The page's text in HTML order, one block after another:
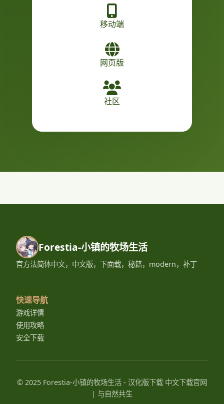
移动端
网页版
社区
Forestia-小镇的牧场生活
官方法简体中文，中文版，下面载，秘籍，modern，补丁
快速导航
游戏详情
使用攻略
安全下载
© 2025 Forestia-小镇的牧场生活 - 汉化版下载 中文下载官网
| 与自然共生